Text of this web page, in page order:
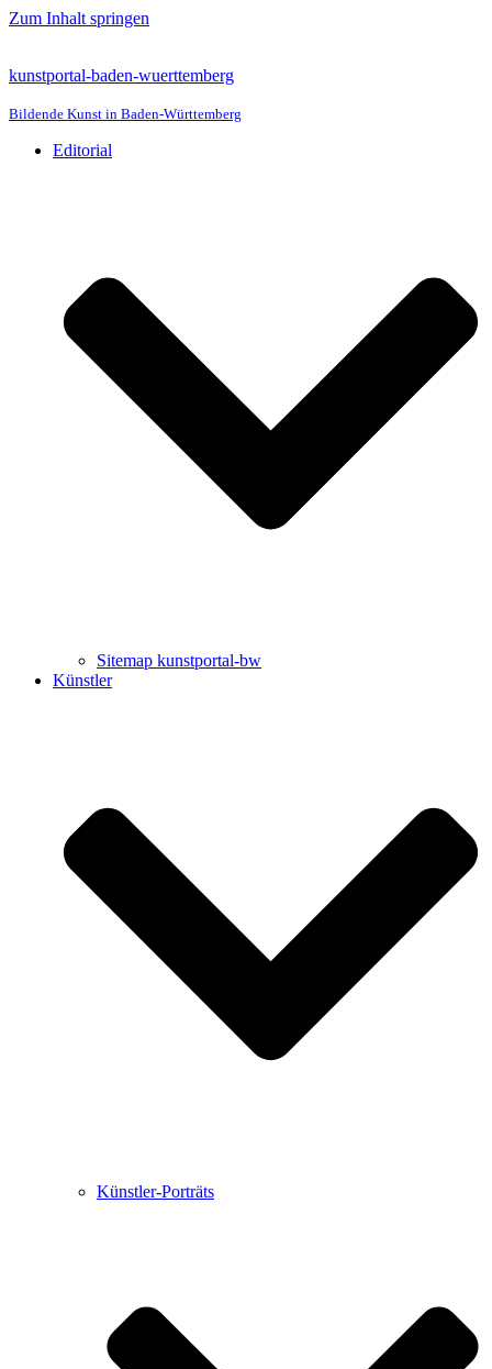
Zum Inhalt springen
kunstportal-baden-wuerttemberg
Bildende Kunst in Baden-Württemberg
Editorial
Sitemap kunstportal-bw
Künstler
Künstler-Porträts